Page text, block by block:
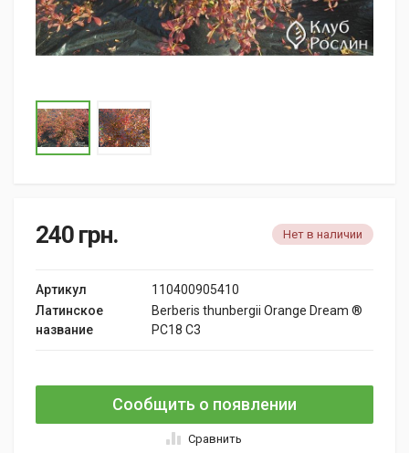
240 грн. Нет в наличии
Артикул
110400905410
Латинское
название
Berberis thunbergii Orange Dream ®
PC18 C3
Сообщить о появлении
Сравнить